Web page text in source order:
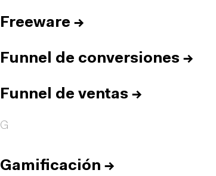
Freeware →
Funnel de conversiones →
Funnel de ventas →
G
Gamificación →